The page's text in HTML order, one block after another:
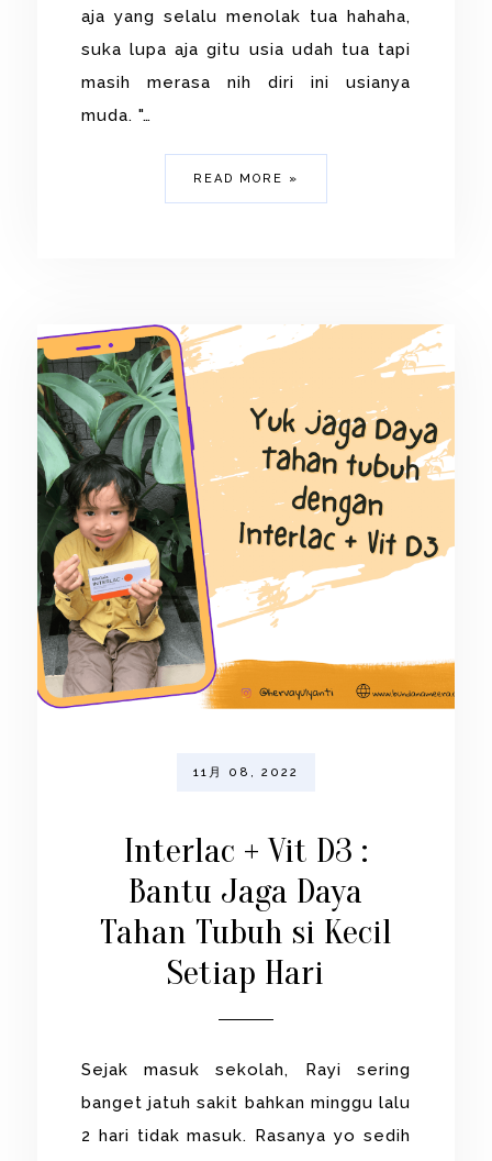
aja yang selalu menolak tua hahaha,
suka lupa aja gitu usia udah tua tapi
masih merasa nih diri ini usianya
muda. "…
READ MORE »
11月 08, 2022
Interlac + Vit D3 :
Bantu Jaga Daya
Tahan Tubuh si Kecil
Setiap Hari
Sejak masuk sekolah, Rayi sering
banget jatuh sakit bahkan minggu lalu
2 hari tidak masuk. Rasanya yo sedih